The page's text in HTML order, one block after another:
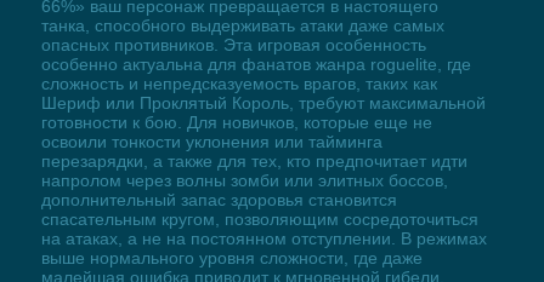
66%» ваш персонаж превращается в настоящего
танка, способного выдерживать атаки даже самых
опасных противников. Эта игровая особенность
особенно актуальна для фанатов жанра roguelite, где
сложность и непредсказуемость врагов, таких как
Шериф или Проклятый Король, требуют максимальной
готовности к бою. Для новичков, которые еще не
освоили тонкости уклонения или тайминга
перезарядки, а также для тех, кто предпочитает идти
напролом через волны зомби или элитных боссов,
дополнительный запас здоровья становится
спасательным кругом, позволяющим сосредоточиться
на атаках, а не на постоянном отступлении. В режимах
выше нормального уровня сложности, где даже
малейшая ошибка приводит к мгновенной гибели,